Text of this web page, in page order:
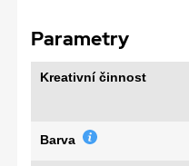
Parametry
Kreativní činnost
Barva